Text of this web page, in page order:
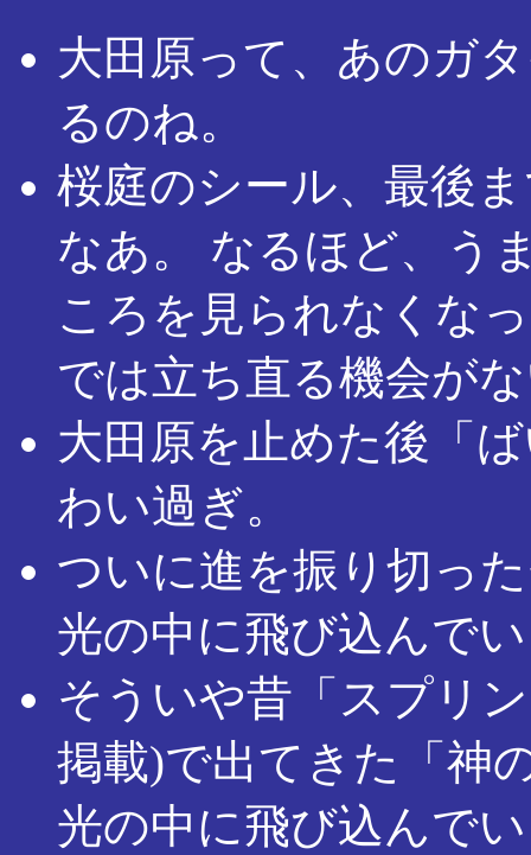
大田原って、あのガ
るのね。
桜庭のシール、最後
なあ。 なるほど、う
ころを見られなくな
では立ち直る機会が
大田原を止めた後「
わい過ぎ。
ついに進を振り切っ
光の中に飛び込んで
そういや昔「スプリ
掲載)で出てきた「神
光の中に飛び込んで